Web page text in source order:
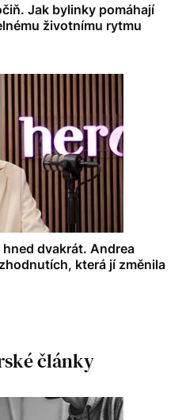
Jak bylinky pomáhají
životnímu rytmu
dvakrát. Andrea
která jí změnila
články